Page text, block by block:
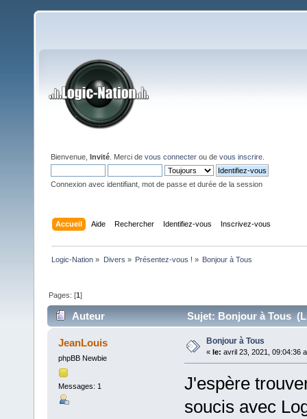
Bienvenue, Invité . Merci de vous connecter ou de vous inscrire
Connexion avec identifiant, mot de passe et durée de la session
Accueil Aide Rechercher Identifiez-vous Inscrivez-vous
Logic-Nation » Divers » Présentez-vous ! » Bonjour à Tous
Pages: [1]
Auteur Sujet: Bonjour à Tous
JeanLouis
phpBB Newbie
Messages: 1
Bonjour à Tous
« le: avril 23, 2021, 09:04:36
J'espère
soucis avec